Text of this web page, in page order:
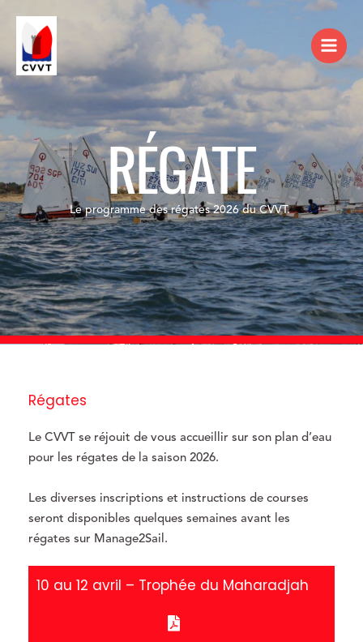
RÉGATE
Le programme des régates 2026 du CVVT.
Régates
Le CVVT se réjouit de vous accueillir sur son plan d’eau
pour les régates de la saison 2026.
Les diverses inscriptions et instructions de courses
seront disponibles quelques semaines avant les
régates sur Manage2Sail.
10 au 12 avril – Trophée du Maharadjah